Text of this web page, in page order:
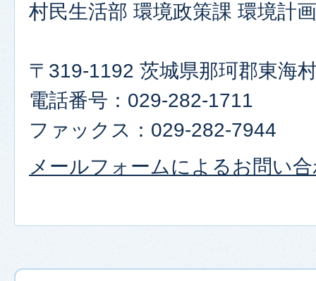
村民生活部 環境政策課 環境計
〒319-1192 茨城県那珂郡東海
電話番号：029-282-1711
ファックス：029-282-7944
メールフォームによるお問い